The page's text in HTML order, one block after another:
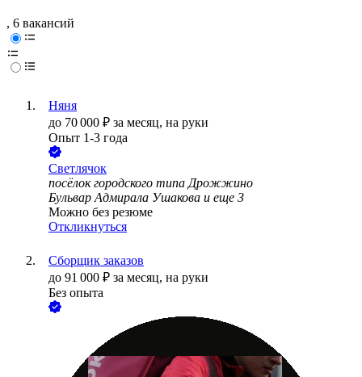
, 6 вакансий
Няня
до 70 000 ₽ за месяц, на руки
Опыт 1-3 года
Светлячок
посёлок городского типа Дрожжино
Бульвар Адмирала Ушакова и еще 3
Можно без резюме
Откликнуться
Сборщик заказов
до 91 000 ₽ за месяц, на руки
Без опыта